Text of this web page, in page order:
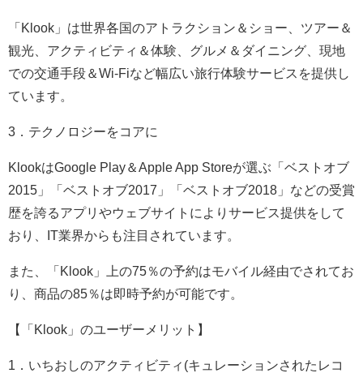
「Klook」は世界各国のアトラクション＆ショー、ツアー＆
観光、アクティビティ＆体験、グルメ＆ダイニング、現地
での交通手段＆Wi-Fiなど幅広い旅行体験サービスを提供し
ています。
3．テクノロジーをコアに
KlookはGoogle Play＆Apple App Storeが選ぶ「ベストオブ
2015」「ベストオブ2017」「ベストオブ2018」などの受賞
歴を誇るアプリやウェブサイトによりサービス提供をして
おり、IT業界からも注目されています。
また、「Klook」上の75％の予約はモバイル経由でされてお
り、商品の85％は即時予約が可能です。
【「Klook」のユーザーメリット】
1．いちおしのアクティビティ(キュレーションされたレコ